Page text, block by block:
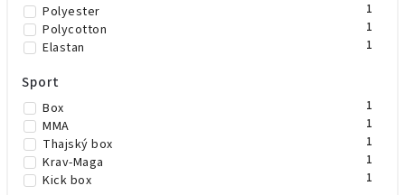
Polyester 1
Polycotton 1
Elastan 1
Sport
Box 1
MMA 1
Thajský box 1
Krav-Maga 1
Kick box 1